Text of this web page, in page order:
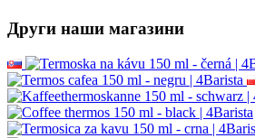
Други наши магазини